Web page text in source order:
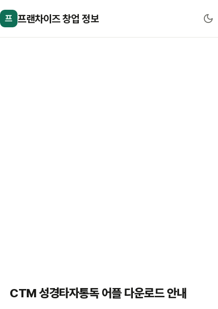
프 프랜차이즈 창업 정보
CTM 성경타자통독 어플 다운로드 안내